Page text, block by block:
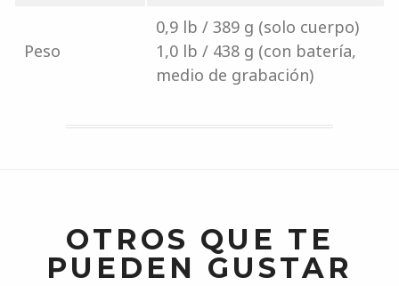
Peso
0,9 lb / 389 g (solo cuerpo)
1,0 lb / 438 g (con batería,
medio de grabación)
OTROS QUE TE
PUEDEN GUSTAR